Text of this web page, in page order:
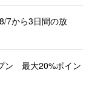
7から3日間の放
ン 最大20%ポイン